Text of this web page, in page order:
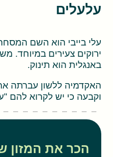
עלעלים
עלי בייבי הוא השם
ירוקים צעירים במיוחד.
באנגלית הוא תינוק.
האקדמיה ללשון עברתה
וקבעה כי יש לקרוא להם
הכר את המזון